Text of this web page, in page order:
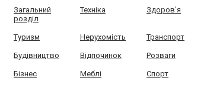
Загальний
розділ
Техніка Здоров'я
Туризм Нерухомість Транспорт
Будівництво Відпочинок Розваги
Бізнес Меблі Спорт